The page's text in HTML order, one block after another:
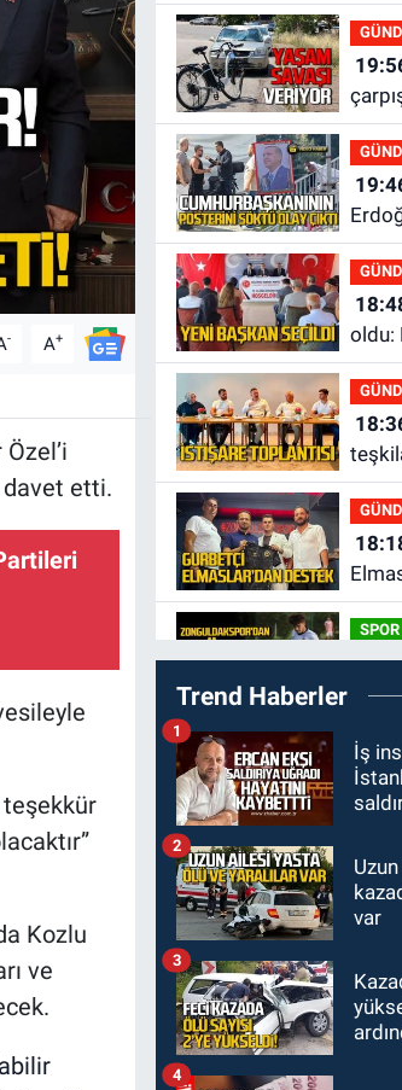
- A+
davet etti.
Kozlu
ve
oldu:
SPOR
SPOR
Trend Haberler
İş
1
var
2
3
4